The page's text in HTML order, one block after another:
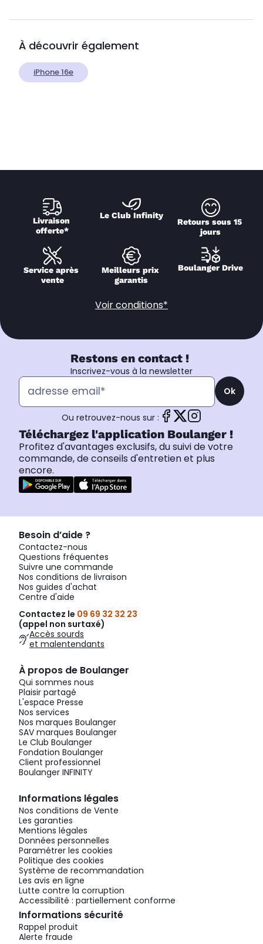
À découvrir également
iPhone 16e
Livraison
offerte*
Le Club Infinity
Retours sous 15
jours
Service après
vente
Meilleurs prix
garantis
Boulanger Drive
Voir conditions*
Restons en contact !
Inscrivez-vous à la newsletter
Ok
Ou retrouvez-nous sur :
Téléchargez l'application Boulanger !
Profitez d'avantages exclusifs, du suivi de votre
commande, de conseils d'entretien et plus
encore.
Besoin d’aide ?
Contactez-nous
Questions fréquentes
Suivre une commande
Nos conditions de livraison
Nos guides d'achat
Centre d'aide
Contactez le 09 69 32 32 23
(appel non surtaxé)
Accès sourds
et malentendants
À propos de Boulanger
Qui sommes nous
Plaisir partagé
L'espace Presse
Nos services
Nos marques Boulanger
SAV marques Boulanger
Le Club Boulanger
Fondation Boulanger
Client professionnel
Boulanger INFINITY
Informations légales
Nos conditions de Vente
Les garanties
Mentions légales
Données personnelles
Paramétrer les cookies
Politique des cookies
Système de recommandation
Les avis en ligne
Lutte contre la corruption
Accessibilité : partiellement conforme
Informations sécurité
Rappel produit
Alerte fraude